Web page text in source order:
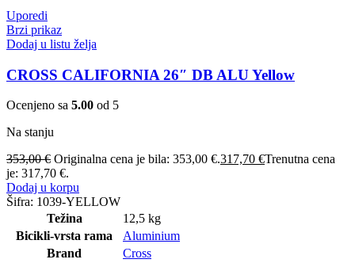
Uporedi
Brzi prikaz
Dodaj u listu želja
CROSS CALIFORNIA 26″ DB ALU Yellow
Ocenjeno sa 5.00 od 5
Na stanju
353,00€ Originalna cena je bila: 353,00 €.317,70 €Trenutna cena
je: 317,70 €.
Dodaj u korpu
Šifra: 1039-YELLOW
Težina
12,5 kg
Bicikli-vrsta rama
Aluminium
Brand
Cross